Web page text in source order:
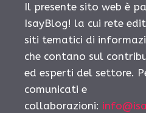
Il presente sito web è
IsayBlog! la cui rete
siti tematici di
che contano sul
ed esperti del settore.
comunicati e
collaborazioni: